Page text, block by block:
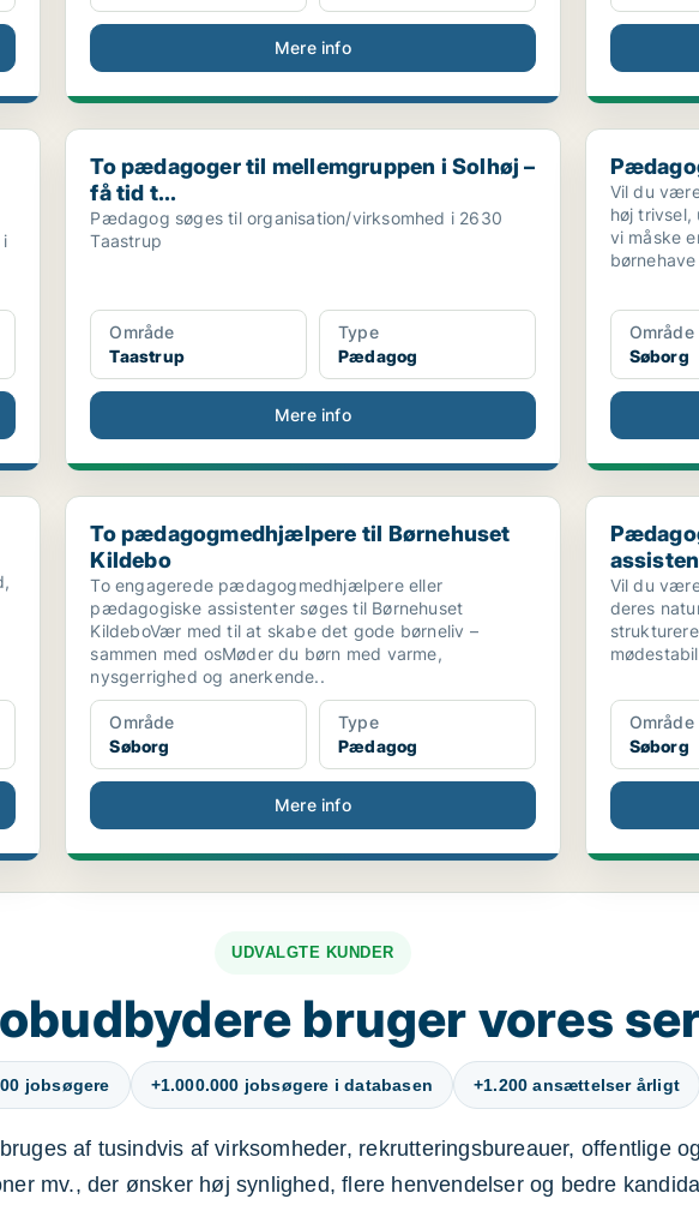
Mere info
i
To pædagoger til mellemgruppen i Solhøj – få tid t...
To pædagoger til mellemgruppen i Solhøj –
få tid t...
Pædagog søges til organisation/virksomhed i 2630
Taastrup
Område
Taastrup
Type
Pædagog
Mere info
Pædagog til
Vil du
høj trivsel,
vi måske
Område
Søborg
To pædagogmedhjælpere til Børnehuset Kildebo
To pædagogmedhjælpere til Børnehuset
Kildebo
To engagerede pædagogmedhjælpere eller
pædagogiske assistenter søges til Børnehuset
KildeboVær med til at skabe det gode børneliv –
sammen med osMøder du børn med varme,
nysgerrighed og anerkende..
Område
Søborg
Type
Pædagog
Mere info
Vil du
deres
Område
Søborg
UDVALGTE KUNDER
bruger vores
jobsøgere +1.000.000 jobsøgere i databasen +1.200 ansættelser årligt
af tusindvis af virksomheder, rekrutteringsbureauer, offentlige
mv., der ønsker høj synlighed, flere henvendelser og bedre